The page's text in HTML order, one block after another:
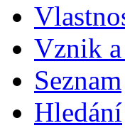
Vznik
Seznam
Hledání